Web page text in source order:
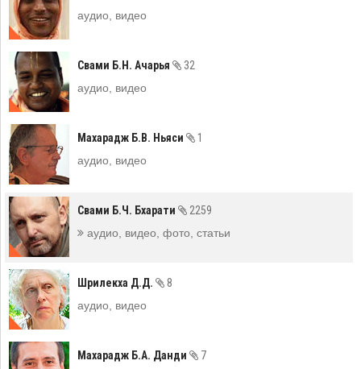
аудио, видео
Свами Б.Н. Ачарья
32
аудио, видео
Махарадж Б.В. Ньяси
1
аудио, видео
Свами Б.Ч. Бхарати
2259
аудио, видео, фото, статьи
Шрилекха Д.Д.
8
аудио, видео
Махарадж Б.А. Данди
7